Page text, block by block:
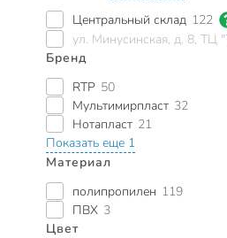
Центральный склад 122
ул. Минусинская, д. 8, ТЦ
Бренд
RTP 50
Мультимирпласт 32
Нотапласт 21
Показать еще 1
Материал
полипропилен 119
ПВХ 3
Цвет